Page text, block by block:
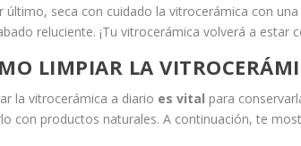
último, seca con cuidado la vitrocerámica con
reluciente. ¡Tu vitrocerámica volverá a estar
LIMPIAR LA
la vitrocerámica a diario es vital para
con productos naturales. A continuación, te